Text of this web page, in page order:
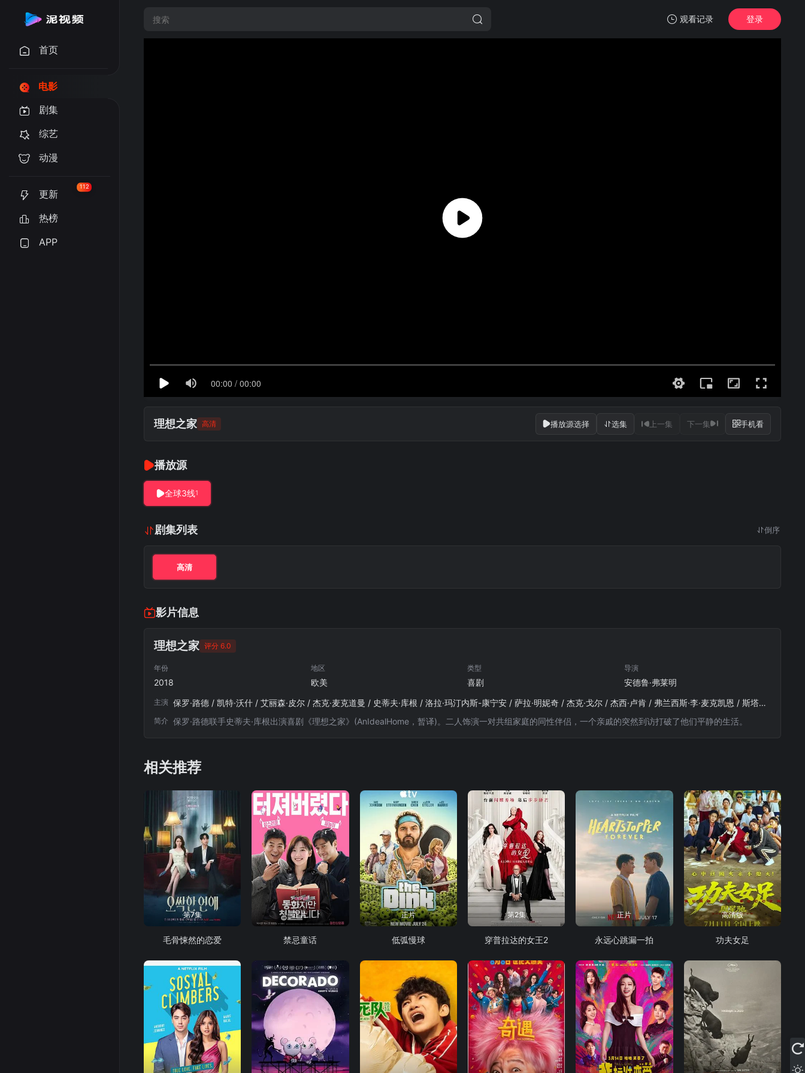
观看记录 登录
首页
电影
剧集
综艺
动漫
更新
112
热榜
APP
理想之家 高清 播放源选择 选集 上一集 下一集 手机看
播放源
全球3线1
剧集列表 倒序
高清
影片信息
理想之家 评分 6.0
年份
2018
地区
欧美
类型
喜剧
导演
安德鲁·弗莱明
主演 保罗·路德 / 凯特·沃什 / 艾丽森·皮尔 / 杰克·麦克道曼 / 史蒂夫·库根 / 洛拉·玛汀内斯-康宁安 / 萨拉·明妮奇 / 杰克·戈尔 / 杰西·卢肯 / 弗兰西斯·李·麦克凯恩 / 斯塔福德·道格拉斯 / 卡桑德拉·罗谢尔·费特兹 / 玛丽·瓦根曼 / 德鲁·德勒格 / 埃文·比当古 / 理查德·比尔 / J·内森·西蒙斯 / 麦克·米勒
简介 保罗·路德联手史蒂夫·库根出演喜剧《理想之家》(AnIdealHome，暂译)。二人饰演一对共组家庭的同性伴侣，一个亲戚的突然到访打破了他们平静的生活。
相关推荐
第7集
毛骨悚然的恋爱
正片
禁忌童话
正片
低弧慢球
第2集
穿普拉达的女王2
正片
永远心跳漏一拍
高清版
功夫女足